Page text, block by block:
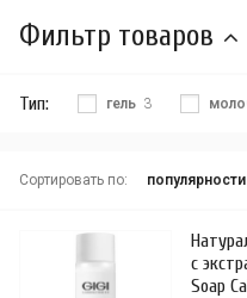
Фильтр товаров
Тип: гель 3
Сортировать по: популярности
с
Soap